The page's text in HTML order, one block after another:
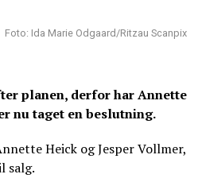
Foto: Ida Marie Odgaard/Ritzau Scanpix
planen, derfor har Annette
nu taget en beslutning.
Heick og Jesper Vollmer,
salg.